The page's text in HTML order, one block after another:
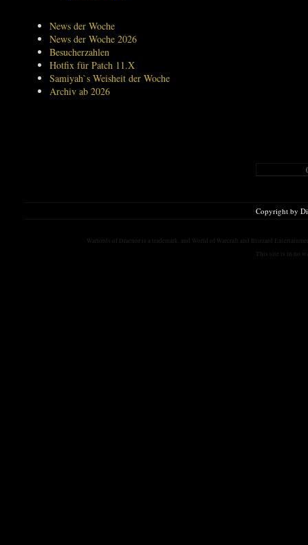
News der Woche
News der Woche 2026
Besucherzahlen
Hotfix für Patch 11.X
Samiyah`s Weisheit der Woche
Archiv ab 2026
Copyright by
Warlords of Draenor is a trademark, and World of Warcraft and Blizzard
This site is in no